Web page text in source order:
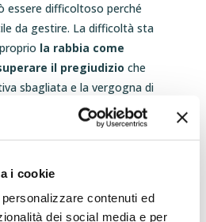
i cookie
contenuti ed
dei social media e per
essere difficoltoso perché
da gestire. La difficoltà sta
proprio la rabbia come
il pregiudizio che
sbagliata e la vergogna di
la propria parte
di questa storia nella mia
maggiore ma porta
maggiore. È per